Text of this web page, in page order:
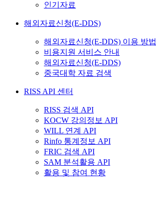
인기자료
해외자료신청(E-DDS)
해외자료신청(E-DDS) 이용 방법
비용지원 서비스 안내
해외자료신청(E-DDS)
중국대학 자료 검색
RISS API 센터
RISS 검색 API
KOCW 강의정보 API
WILL 연계 API
Rinfo 통계정보 API
FRIC 검색 API
SAM 분석활용 API
활용 및 참여 현황